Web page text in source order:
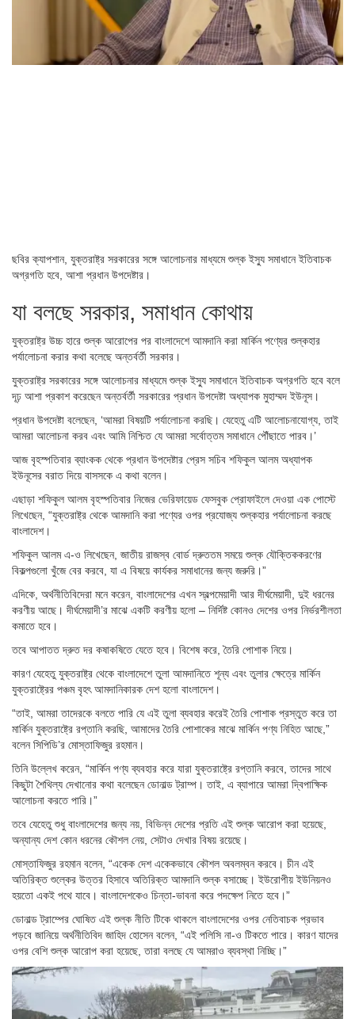
ছবির ক্যাপশান, যুক্তরাষ্ট্র সরকারের সঙ্গে আলোচনার মাধ্যমে শুল্ক ইস্যু সমাধানে ইতিবাচক
অগ্রগতি হবে, আশা প্রধান উপদেষ্টার।
যা বলছে সরকার, সমাধান কোথায়
যুক্তরাষ্ট্র উচ্চ হারে শুল্ক আরোপের পর বাংলাদেশে আমদানি করা মার্কিন পণ্যের শুল্কহার
পর্যালোচনা করার কথা বলেছে অন্তর্বর্তী সরকার।
যুক্তরাষ্ট্র সরকারের সঙ্গে আলোচনার মাধ্যমে শুল্ক ইস্যু সমাধানে ইতিবাচক অগ্রগতি হবে বলে
দূঢ় আশা প্রকাশ করেছেন অন্তর্বর্তী সরকারের প্রধান উপদেষ্টা অধ্যাপক মুহাম্মদ ইউনূস।
প্রধান উপদেষ্টা বলেছেন, ‘আমরা বিষয়টি পর্যালোচনা করছি। যেহেতু এটি আলোচনাযোগ্য, তাই
আমরা আলোচনা করব এবং আমি নিশ্চিত যে আমরা সর্বোত্তম সমাধানে পৌঁছাতে পারব।’
আজ বৃহস্পতিবার ব্যাংকক থেকে প্রধান উপদেষ্টার প্রেস সচিব শফিকুল আলম অধ্যাপক
ইউনূসের বরাত দিয়ে বাসসকে এ কথা বলেন।
এছাড়া শফিকুল আলম বৃহস্পতিবার নিজের ভেরিফায়েড ফেসবুক প্রোফাইলে দেওয়া এক পোস্টে
লিখেছেন, “যুক্তরাষ্ট্র থেকে আমদানি করা পণ্যের ওপর প্রযোজ্য শুল্কহার পর্যালোচনা করছে
বাংলাদেশ।
শফিকুল আলম এ-ও লিখেছেন, জাতীয় রাজস্ব বোর্ড দ্রুততম সময়ে শুল্ক যৌক্তিককরণের
বিকল্পগুলো খুঁজে বের করবে, যা এ বিষয়ে কার্যকর সমাধানের জন্য জরুরি।”
এদিকে, অর্থনীতিবিদেরা মনে করেন, বাংলাদেশের এখন স্বল্পমেয়াদী আর দীর্ঘমেয়াদী, দুই ধরনের
করণীয় আছে। দীর্ঘমেয়াদী’র মাঝে একটি করণীয় হলো – নির্দিষ্ট কোনও দেশের ওপর নির্ভরশীলতা
কমাতে হবে।
তবে আপাতত দ্রুত দর কষাকষিতে যেতে হবে। বিশেষ করে, তৈরি পোশাক নিয়ে।
কারণ যেহেতু যুক্তরাষ্ট্র থেকে বাংলাদেশে তুলা আমদানিতে শূন্য এবং তুলার ক্ষেত্রে মার্কিন
যুক্তরাষ্ট্রের পঞ্চম বৃহৎ আমদানিকারক দেশ হলো বাংলাদেশ।
“তাই, আমরা তাদেরকে বলতে পারি যে এই তুলা ব্যবহার করেই তৈরি পোশাক প্রস্তুত করে তা
মার্কিন যুক্তরাষ্ট্রে রপ্তানি করছি, আমাদের তৈরি পোশাকের মাঝে মার্কিন পণ্য নিহিত আছে,”
বলেন সিপিডি’র মোস্তাফিজুর রহমান।
তিনি উল্লেখ করেন, “মার্কিন পণ্য ব্যবহার করে যারা যুক্তরাষ্ট্রে রপ্তানি করবে, তাদের সাথে
কিছুটা শৈথিল্য দেখানোর কথা বলেছেন ডোনাল্ড ট্রাম্প। তাই, এ ব্যাপারে আমরা দ্বিপাক্ষিক
আলোচনা করতে পারি।”
তবে যেহেতু শুধু বাংলাদেশের জন্য নয়, বিভিন্ন দেশের প্রতি এই শুল্ক আরোপ করা হয়েছে,
অন্যান্য দেশ কোন ধরনের কৌশল নেয়, সেটাও দেখার বিষয় রয়েছে।
মোস্তাফিজুর রহমান বলেন, “একেক দেশ একেকভাবে কৌশল অবলম্বন করবে। চীন এই
অতিরিক্ত শুল্কের উত্তর হিসাবে অতিরিক্ত আমদানি শুল্ক বসাচ্ছে। ইউরোপীয় ইউনিয়নও
হয়তো একই পথে যাবে। বাংলাদেশকেও চিন্তা-ভাবনা করে পদক্ষেপ নিতে হবে।”
ডোনাল্ড ট্রাম্পের ঘোষিত এই শুল্ক নীতি টিকে থাকলে বাংলাদেশের ওপর নেতিবাচক প্রভাব
পড়বে জানিয়ে অর্থনীতিবিদ জাহিদ হোসেন বলেন, “এই পলিসি না-ও টিকতে পারে। কারণ যাদের
ওপর বেশি শুল্ক আরোপ করা হয়েছে, তারা বলছে যে আমরাও ব্যবস্থা নিচ্ছি।”